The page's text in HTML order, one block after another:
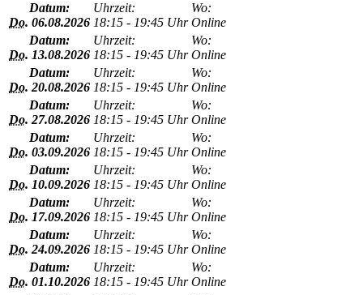
Datum:
Do. 06.08.2026
Uhrzeit:
18:15 - 19:45 Uhr
Wo:
Online
Datum:
Do. 13.08.2026
Uhrzeit:
18:15 - 19:45 Uhr
Wo:
Online
Datum:
Do. 20.08.2026
Uhrzeit:
18:15 - 19:45 Uhr
Wo:
Online
Datum:
Do. 27.08.2026
Uhrzeit:
18:15 - 19:45 Uhr
Wo:
Online
Datum:
Do. 03.09.2026
Uhrzeit:
18:15 - 19:45 Uhr
Wo:
Online
Datum:
Do. 10.09.2026
Uhrzeit:
18:15 - 19:45 Uhr
Wo:
Online
Datum:
Do. 17.09.2026
Uhrzeit:
18:15 - 19:45 Uhr
Wo:
Online
Datum:
Do. 24.09.2026
Uhrzeit:
18:15 - 19:45 Uhr
Wo:
Online
Datum:
Do. 01.10.2026
Uhrzeit:
18:15 - 19:45 Uhr
Wo:
Online